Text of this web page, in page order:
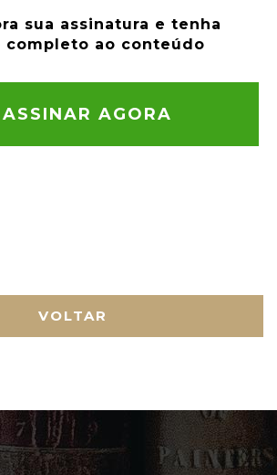
sua assinatura e tenha
completo ao conteúdo
ASSINAR AGORA
VOLTAR